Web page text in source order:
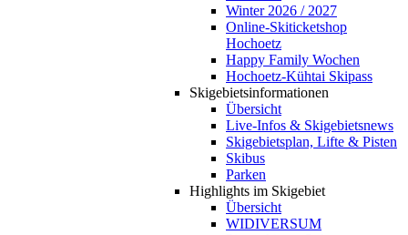
Winter 2026 / 2027
Online-Skiticketshop
Hochoetz
Happy Family Wochen
Hochoetz-Kühtai Skipass
Skigebietsinformationen
Übersicht
Live-Infos & Skigebietsnews
Skigebietsplan, Lifte & Pisten
Skibus
Parken
Highlights im Skigebiet
Übersicht
WIDIVERSUM